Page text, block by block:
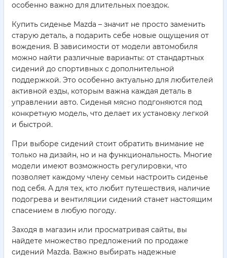
особенно важно для длительных поездок.
Купить сиденье Mazda – значит не просто заменить
старую деталь, а подарить себе новые ощущения от
вождения. В зависимости от модели автомобиля
можно найти различные варианты: от стандартных
сидений до спортивных с дополнительной
поддержкой. Это особенно актуально для любителей
активной езды, которым важна каждая деталь в
управлении авто. Сиденья мясно подгоняются под
конкретную модель, что делает их установку легкой
и быстрой.
При выборе сидений стоит обратить внимание не
только на дизайн, но и на функциональность. Многие
модели имеют возможность регулировки, что
позволяет каждому члену семьи настроить сиденье
под себя. А для тех, кто любит путешествия, наличие
подогрева и вентиляции сидений станет настоящим
спасением в любую погоду.
Заходя в магазин или просматривая сайты, вы
найдете множество предложений по продаже
сидений Mazda. Важно выбирать надежные